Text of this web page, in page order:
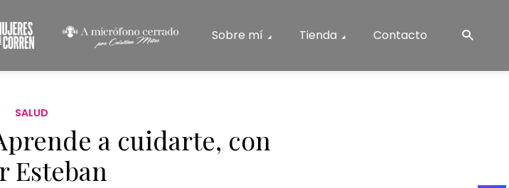
Sobre mí Tienda Contacto
SALUD
a cuidarte, con
Esteban